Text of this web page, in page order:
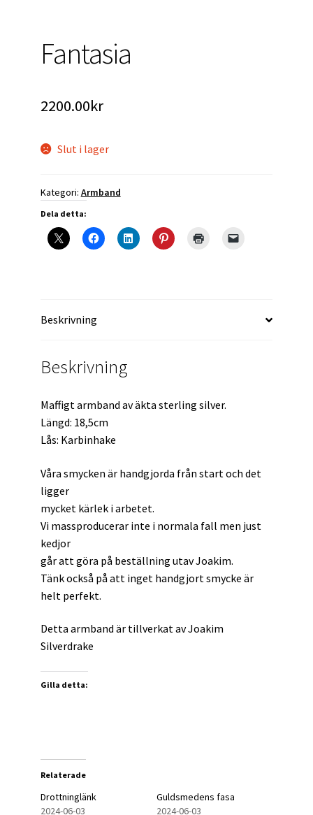
Fantasia
2200.00kr
Slut i lager
Kategori: Armband
Dela detta:
Beskrivning
Beskrivning
Maffigt armband av äkta sterling silver.
Längd: 18,5cm
Lås: Karbinhake
Våra smycken är handgjorda från start och det
ligger
mycket kärlek i arbetet.
Vi massproducerar inte i normala fall men just
kedjor
går att göra på beställning utav Joakim.
Tänk också på att inget handgjort smycke är
helt perfekt.
Detta armband är tillverkat av Joakim
Silverdrake
Gilla detta:
Relaterade
Drottninglänk
2024-06-03
Guldsmedens fasa
2024-06-03